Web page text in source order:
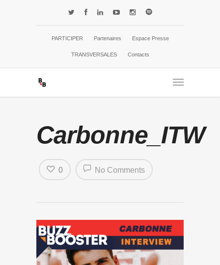
PARTICIPER Partenaires Espace Presse
TRANSVERSALES Contacts
Carbonne_ITW
No Comments
0